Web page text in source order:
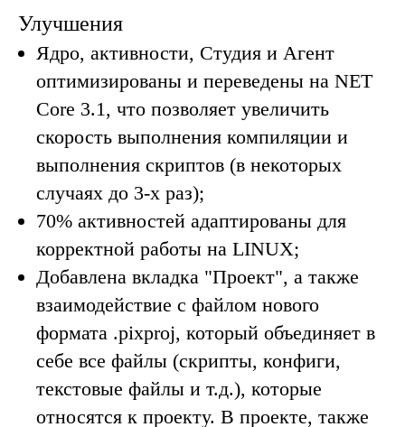
Улучшения
Ядро, активности, Студия и Агент
оптимизированы и переведены на NET
Core 3.1, что позволяет увеличить
скорость выполнения компиляции и
выполнения скриптов (в некоторых
случаях до 3-х раз);
70% активностей адаптированы для
корректной работы на LINUX;
Добавлена вкладка "Проект", а также
взаимодействие с файлом нового
формата .pixproj, который объединяет в
себе все файлы (скрипты, конфиги,
текстовые файлы и т.д.), которые
относятся к проекту. В проекте, также